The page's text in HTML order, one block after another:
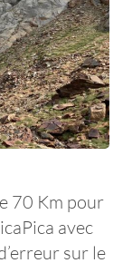
70 Km pour
avec
sur le